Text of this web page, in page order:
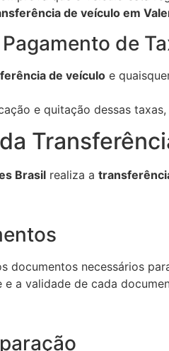
de veículo em
de
de veículo e
e quitação dessas
Brasil realiza a
documentos necessários
a validade de cada